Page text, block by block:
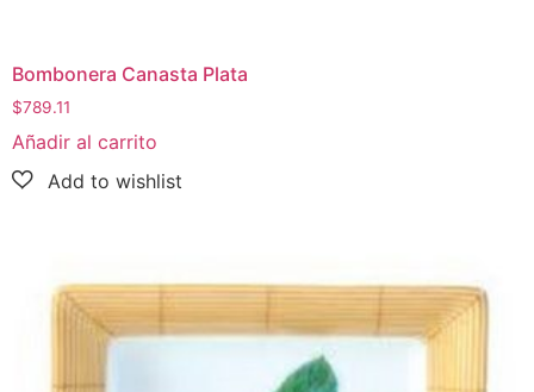
Bombonera Canasta Plata
$789.11
Añadir al carrito